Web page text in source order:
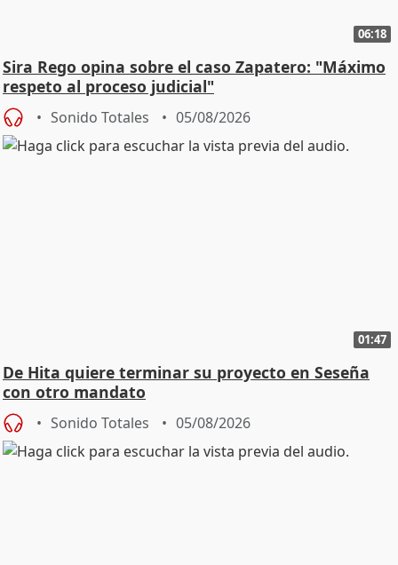
06:18
Sira Rego opina sobre el caso Zapatero: "Máximo
respeto al proceso judicial"
Sonido Totales 05/08/2026
01:47
De Hita quiere terminar su proyecto en Seseña
con otro mandato
Sonido Totales 05/08/2026